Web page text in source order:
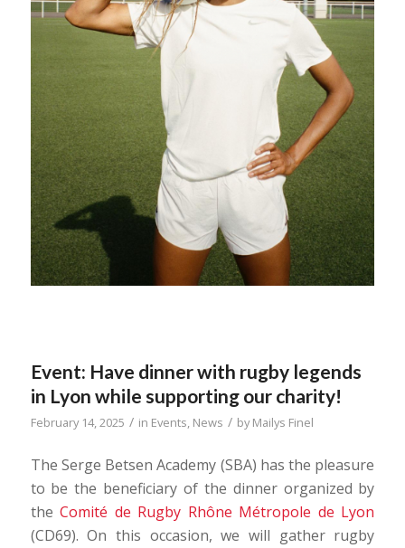
Event: Have dinner with rugby legends
in Lyon while supporting our charity!
February 14, 2025 / in Events, News / byMailys Finel
The Serge Betsen Academy (SBA) has the pleasure
to be the beneficiary of the dinner organized by
theComité de Rugby Rhône Métropole de Lyon
(CD69). On this occasion, we will gather rugby